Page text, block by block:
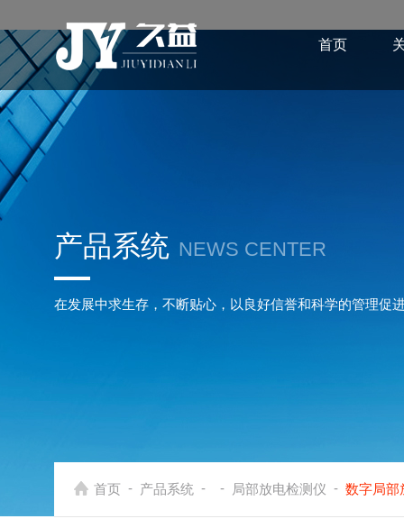
首页
产品系统 NEWS CENTER
在发展中求生存，不断贴心，以良好信誉和科学的管理促
首页 - 产品系统 - - 局部放电检测仪 - 数字局部